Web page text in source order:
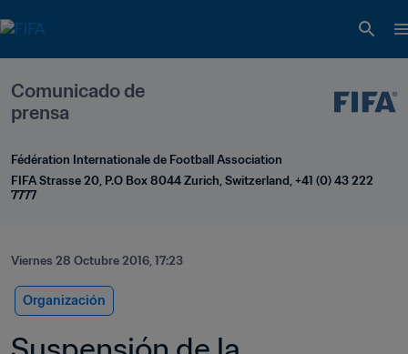
Comunicado de
prensa
Fédération Internationale de Football Association
FIFA Strasse 20, P.O Box 8044 Zurich, Switzerland, +41 (0) 43 222
7777
Viernes 28 Octubre 2016, 17:23
Organización